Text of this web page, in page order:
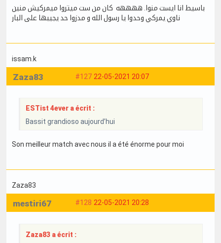
باسيط انا ايست منوا. ههههه كان من ست ميتروا ميمركيش منين
ناوي يمركي وحدوا يا رسول الله و مدزوا حد يجيبها على البار
issam.k
#127 22-05-2021 20:07
Zaza83
ESTist 4ever a écrit :
Bassit grandioso aujourd’hui
Son meilleur match avec nous il a été énorme pour moi
Zaza83
#128 22-05-2021 20:28
mestiri67
Zaza83 a écrit :